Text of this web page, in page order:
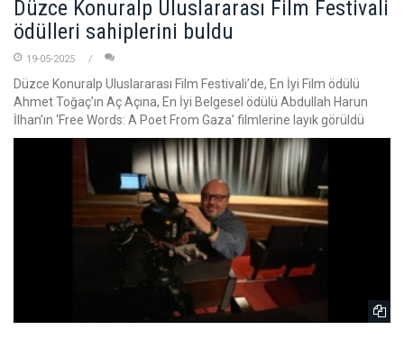
Düzce Konuralp Uluslararası Film Festivali
ödülleri sahiplerini buldu
19-05-2025
Düzce Konuralp Uluslararası Film Festivali’de, En İyi Film ödülü
Ahmet Toğaç’ın Aç Açına, En İyi Belgesel ödülü Abdullah Harun
İlhan’ın ‘Free Words: A Poet From Gaza’ filmlerine layık görüldü